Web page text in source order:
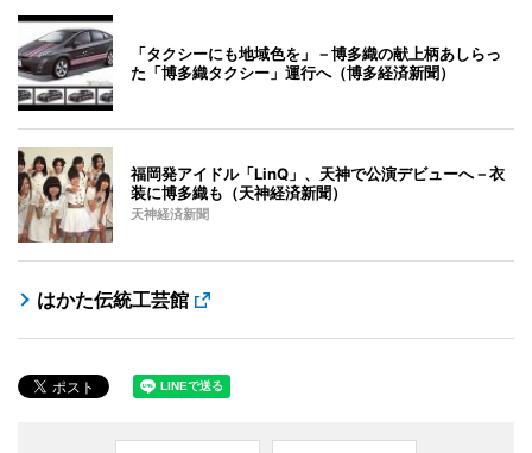
「タクシーにも地域色を」－博多織の献上柄あしらっ
た「博多織タクシー」運行へ（博多経済新聞）
福岡発アイドル「LinQ」、天神で公演デビューへ－衣
装に博多織も（天神経済新聞）
天神経済新聞
はかた伝統工芸館